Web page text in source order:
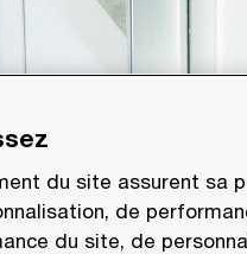
du site assurent sa
de
du site, de